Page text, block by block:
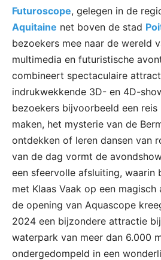
Futuroscope, gelegen in de
Aquitaine net boven de stad
bezoekers mee naar de wereld
multimedia en futuristische
combineert spectaculaire
indrukwekkende 3D- en 4D-
bezoekers bijvoorbeeld een reis
maken, het mysterie van de
ontdekken of leren dansen van
van de dag vormt de
een sfeervolle afsluiting, waarin
met Klaas Vaak op een
de opening van Aquascope
2024 een bijzondere attractie
waterpark van meer dan 6.000
ondergedompeld in een